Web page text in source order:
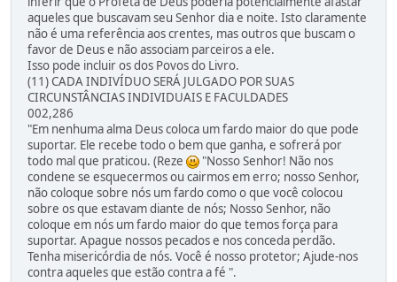
aqueles que buscavam seu Senhor dia e noite. Isto claramente
não é uma referência aos crentes, mas outros que buscam o
favor de Deus e não associam parceiros a ele.
Isso pode incluir os dos Povos do Livro.
(11) CADA INDIVÍDUO SERÁ JULGADO POR SUAS
CIRCUNSTÂNCIAS INDIVIDUAIS E FACULDADES
002,286
"Em nenhuma alma Deus coloca um fardo maior do que pode
suportar. Ele recebe todo o bem que ganha, e sofrerá por
todo mal que praticou. (Reze
"Nosso Senhor! Não nos
condene se esquecermos ou cairmos em erro; nosso Senhor,
não coloque sobre nós um fardo como o que você colocou
sobre os que estavam diante de nós; Nosso Senhor, não
coloque em nós um fardo maior do que temos força para
suportar. Apague nossos pecados e nos conceda perdão.
Tenha misericórdia de nós. Você é nosso protetor; Ajude-nos
contra aqueles que estão contra a fé ".